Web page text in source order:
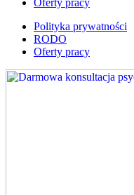
Polityka prywatności
RODO
Oferty pracy